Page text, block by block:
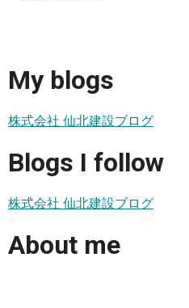
My blogs
株式会社 仙北建設ブログ
Blogs I follow
株式会社 仙北建設ブログ
About me